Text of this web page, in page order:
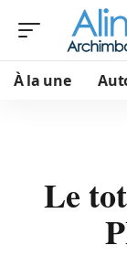
À la une
Le